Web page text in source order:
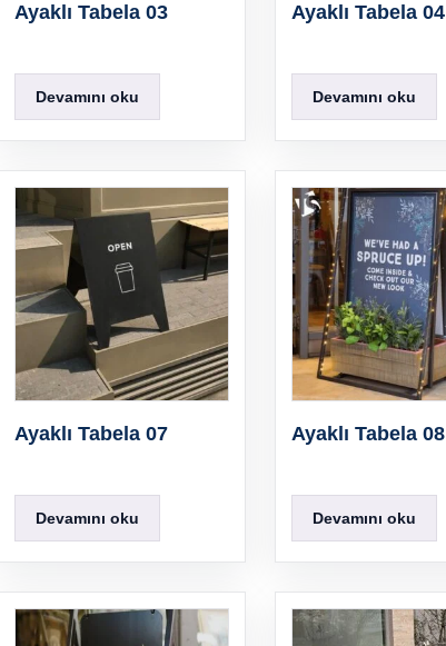
Ayaklı Tabela 03
Devamını oku
Ayaklı Tabela 04
Devamını oku
Ayaklı Tabela 07
Devamını oku
Ayaklı Tabela 08
Devamını oku